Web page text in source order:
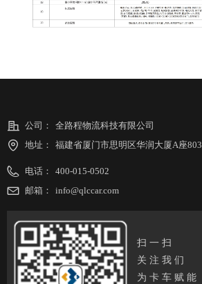
电话：
400-015-0502
邮箱：
info@qlccar.com
公司：
全路程物流科技有限公司
地址：
福建省厦门市思明区华润大厦A座803
扫一扫
关注我们
为卡车赋能